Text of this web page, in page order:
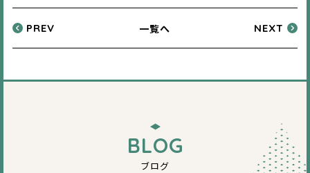
PREV 一覧へ NEXT
BLOG
ブログ